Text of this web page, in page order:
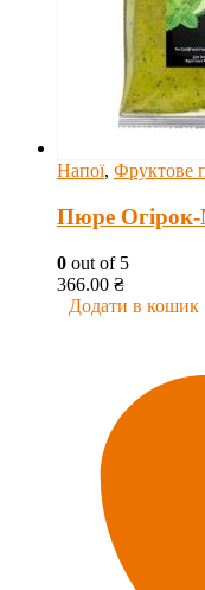
Напої, Фруктове
Пюре
0 out of 5
366.00 ₴
Додати в кошик